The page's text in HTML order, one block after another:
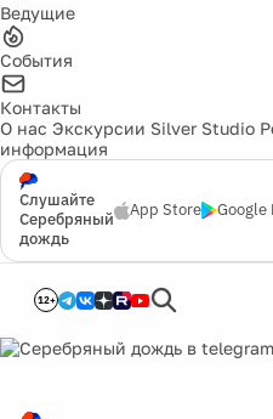
Ведущие
События
Контакты
О нас Экскурсии Silver Studio
информация
Слушайте
Серебряный
дождь
App Store Google
12+